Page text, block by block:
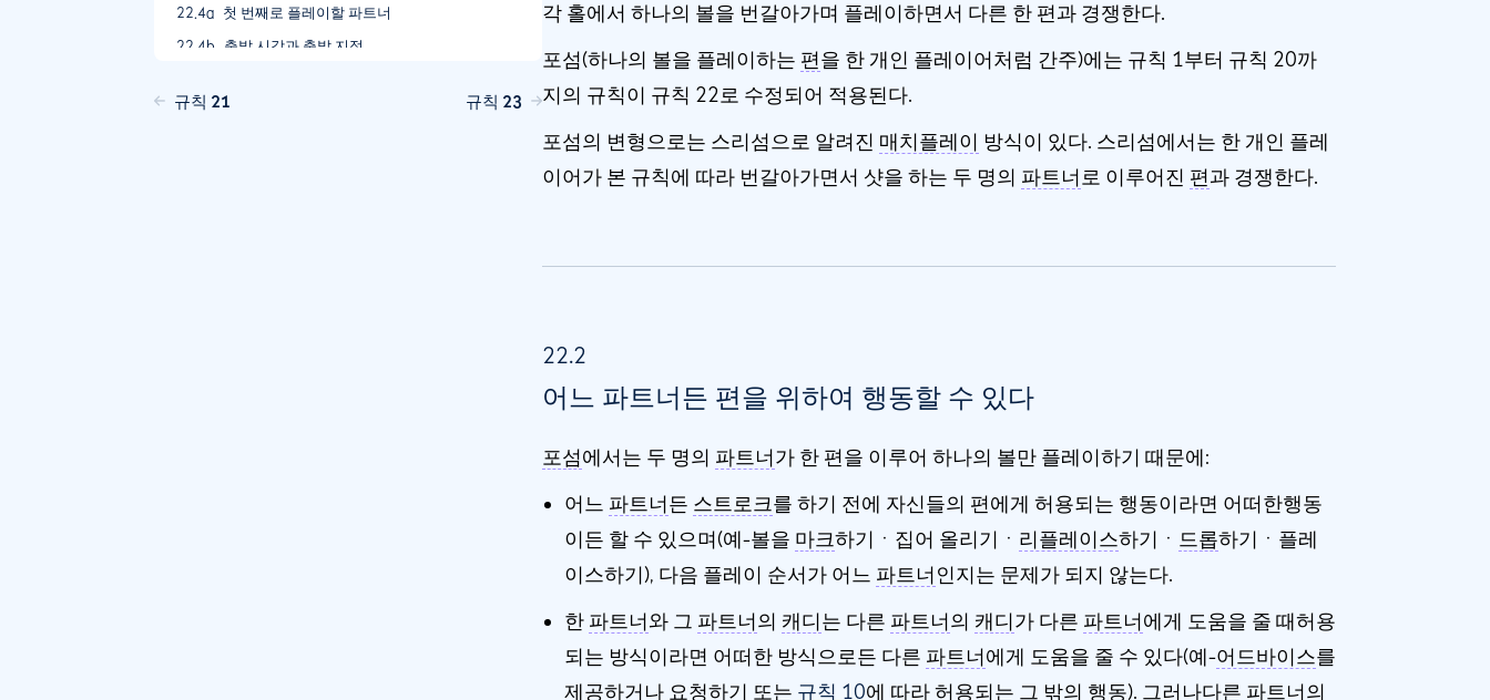
22.4a 첫 번째로 플레이할 파트너
22.4b
출발 시각과 출발 지점
22.6
규칙 21 규칙 23
각 홀에서 하나의 볼을 번갈아가며 플레이하면서 다른 한 편과 경쟁한다.
포섬(하나의 볼을 플레이하는 편을 한 개인 플레이어처럼 간주)에는 규칙 1부터 규칙 20까
지의 규칙이 규칙 22로 수정되어 적용된다.
포섬의 변형으로는 스리섬으로 알려진 매치플레이 방식이 있다. 스리섬에서는 한 개인 플레
이어가 본 규칙에 따라 번갈아가면서 샷을 하는 두 명의 파트너 로 이루어진 편과 경쟁한다.
22.2
어느 파트너든 편을 위하여 행동할 수 있다
포섬에서는 두 명의 파트너가 한 편을 이루어 하나의 볼만 플레이하기 때문에:
어느 파트너든 스트로크를 하기 전에 자신들의 편에게 허용되는 행동이라면 어떠한행동
이든 할 수 있으며(예-볼을 마크하기ㆍ집어 올리기ㆍ 리플레이스하기ㆍ 드롭하기ㆍ플레
이스하기), 다음 플레이 순서가 어느 파트너 인지는 문제가 되지 않는다.
한 파트너와 그 파트너의 캐디는 다른 파트너의 캐디가 다른 파트너에게 도움을 줄 때허용
되는 방식이라면 어떠한 방식으로든 다른 파트너에게 도움을 줄 수 있다(예-어드바이스를
제공하거나 요청하기 또는 규칙 10에 따라 허용되는 그 밖의 행동). 그러나다른 파트너의